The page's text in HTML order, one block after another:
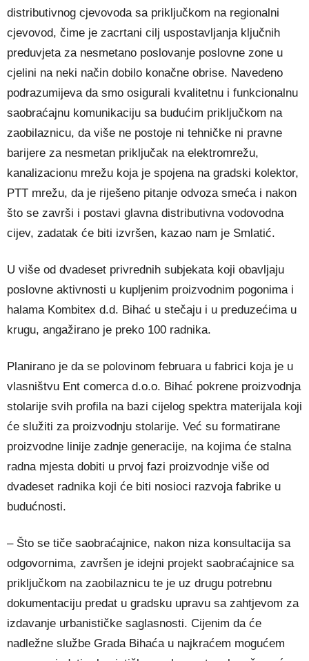
distributivnog cjevovoda sa priključkom na regionalni
cjevovod, čime je zacrtani cilj uspostavljanja ključnih
preduvjeta za nesmetano poslovanje poslovne zone u
cjelini na neki način dobilo konačne obrise. Navedeno
podrazumijeva da smo osigurali kvalitetnu i funkcionalnu
saobraćajnu komunikaciju sa budućim priključkom na
zaobilaznicu, da više ne postoje ni tehničke ni pravne
barijere za nesmetan priključak na elektromrežu,
kanalizacionu mrežu koja je spojena na gradski kolektor,
PTT mrežu, da je riješeno pitanje odvoza smeća i nakon
što se završi i postavi glavna distributivna vodovodna
cijev, zadatak će biti izvršen, kazao nam je Smlatić.
U više od dvadeset privrednih subjekata koji obavljaju
poslovne aktivnosti u kupljenim proizvodnim pogonima i
halama Kombitex d.d. Bihać u stečaju i u preduzećima u
krugu, angažirano je preko 100 radnika.
Planirano je da se polovinom februara u fabrici koja je u
vlasništvu Ent comerca d.o.o. Bihać pokrene proizvodnja
stolarije svih profila na bazi cijelog spektra materijala koji
će služiti za proizvodnju stolarije. Već su formatirane
proizvodne linije zadnje generacije, na kojima će stalna
radna mjesta dobiti u prvoj fazi proizvodnje više od
dvadeset radnika koji će biti nosioci razvoja fabrike u
budućnosti.
– Što se tiče saobraćajnice, nakon niza konsultacija sa
odgovornima, završen je idejni projekt saobraćajnice sa
priključkom na zaobilaznicu te je uz drugu potrebnu
dokumentaciju predat u gradsku upravu sa zahtjevom za
izdavanje urbanističke saglasnosti. Cijenim da će
nadležne službe Grada Bihaća u najkraćem mogućem